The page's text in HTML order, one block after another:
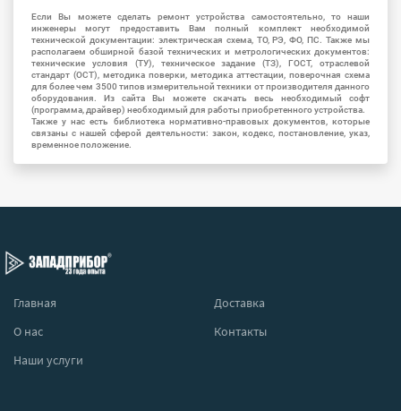
Если Вы можете сделать ремонт устройства самостоятельно, то наши
инженеры могут предоставить Вам полный комплект необходимой
технической документации: электрическая схема, ТО, РЭ, ФО, ПС. Также мы
располагаем обширной базой технических и метрологических документов:
технические условия (ТУ), техническое задание (ТЗ), ГОСТ, отраслевой
стандарт (ОСТ), методика поверки, методика аттестации, поверочная схема
для более чем 3500 типов измерительной техники от производителя данного
оборудования. Из сайта Вы можете скачать весь необходимый софт
(программа, драйвер) необходимый для работы приобретенного устройства.
Также у нас есть библиотека нормативно-правовых документов, которые
связаны с нашей сферой деятельности: закон, кодекс, постановление, указ,
временное положение.
Главная
Доставка
О нас
Контакты
Наши услуги